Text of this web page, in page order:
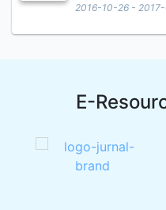
2016-10-26 -
E-